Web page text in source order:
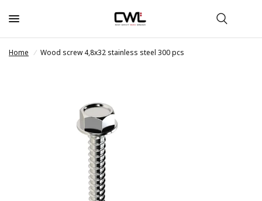
Home / Wood screw 4,8x32 stainless steel 300 pcs